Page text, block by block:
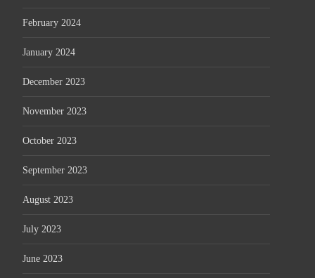
February 2024
January 2024
December 2023
November 2023
October 2023
September 2023
August 2023
July 2023
June 2023